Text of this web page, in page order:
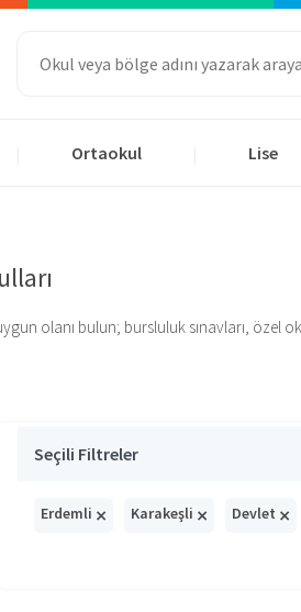
Ortaokul Lise
olanı bulun; bursluluk sınavları,
Seçili Filtreler
Erdemli × Karakeşli × Devlet ×